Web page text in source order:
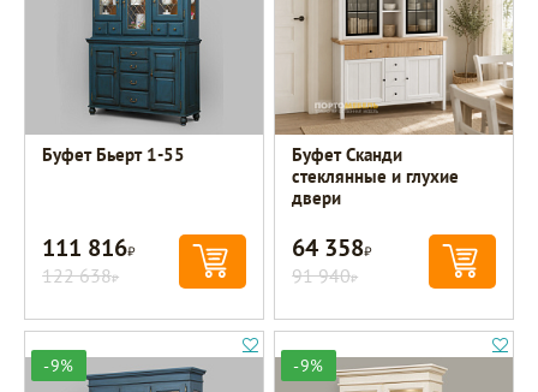
Буфет Бьерт 1-55
111 816Р
122 638Р
Буфет Сканди
стеклянные и глухие
двери
64 358Р
91 940Р
-9% -9%